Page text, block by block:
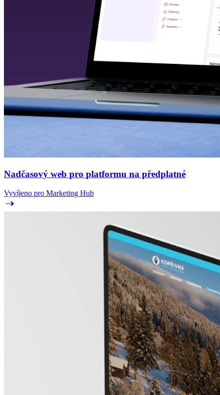
Nadčasový web pro platformu na předplatné
Vyvíjeno pro Marketing Hub